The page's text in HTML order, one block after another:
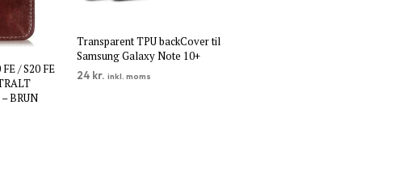
/ S20 FE
BRUN
Transparent TPU backCover til
Samsung Galaxy Note 10+
24 kr. inkl. moms